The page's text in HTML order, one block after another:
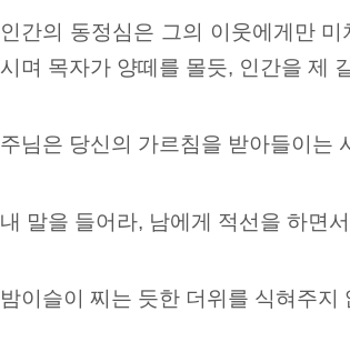
인간의 동정심은 그의 이웃에게만
시며 목자가 양떼를 몰듯, 인간을 제
주님은 당신의 가르침을 받아들이는
내 말을 들어라, 남에게 적선을 하면
밤이슬이 찌는 듯한 더위를 식혀주